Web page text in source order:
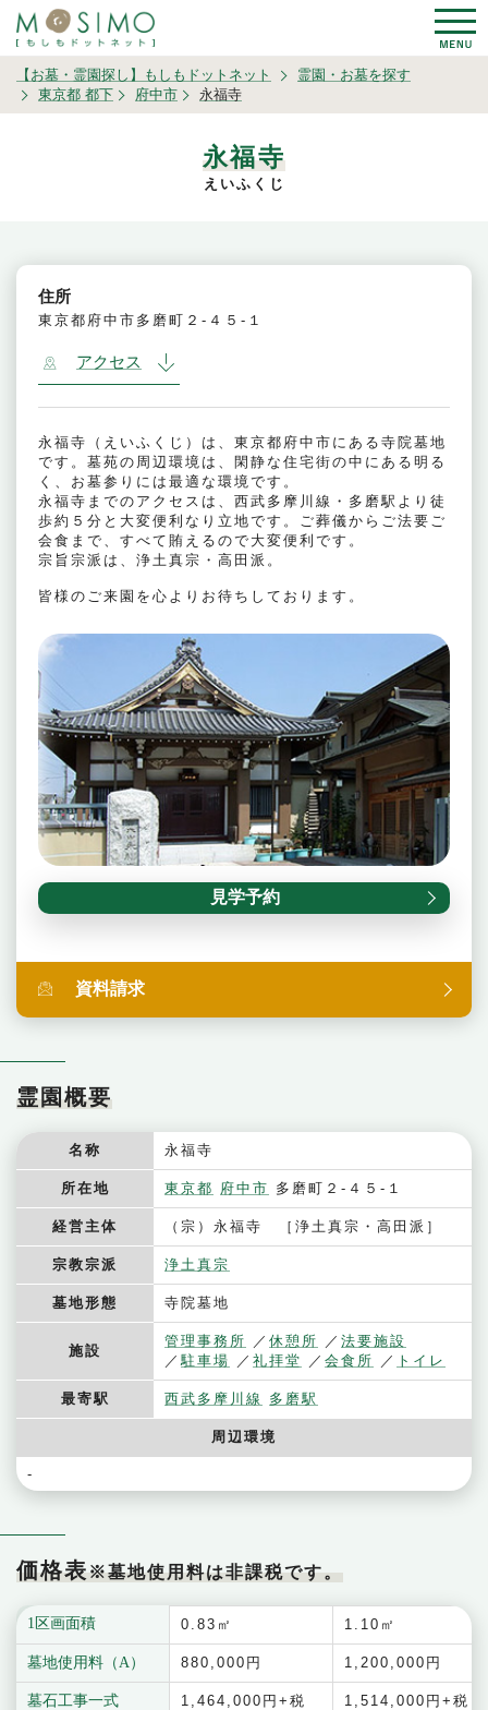
【お墓・霊園探し】もしもドットネット
霊園・お墓を探す
東京都 都下
府中市 永福寺
永福寺
えいふくじ
見学予約
住所
東京都府中市多磨町２-４５-１
アクセス
永福寺（えいふくじ）は、東京都府中市にある寺院墓地
です。墓苑の周辺環境は、閑静な住宅街の中にある明る
く、お墓参りには最適な環境です。
永福寺までのアクセスは、西武多摩川線・多磨駅より徒
歩約５分と大変便利なり立地です。ご葬儀からご法要ご
会食まで、すべて賄えるので大変便利です。
宗旨宗派は、浄土真宗・高田派。
皆様のご来園を心よりお待ちしております。
資料請求
霊園概要
名称 永福寺
所在地 東京都 府中市 多磨町２-４５-１
経営主体 （宗）永福寺 ［浄土真宗・高田派］
宗教宗派 浄土真宗
墓地形態 寺院墓地
施設
管理事務所 休憩所
法要施設
駐車場
礼拝堂 会食所 トイレ
最寄駅 西武多摩川線 多磨駅
周辺環境
-
価格表※墓地使用料は非課税です。
1区画面積
墓地使用料（A）
墓石工事一式
0.83㎡
880,000円
1,464,000円+税
1.10㎡
1,200,000円
1,514,000円+税